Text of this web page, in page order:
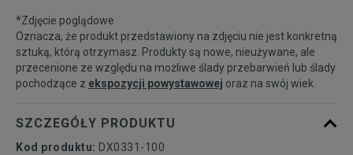
L
Powiadom o
dostępności
dostępności
*Zdjęcie poglądowe
Oznacza, że produkt przedstawiony na zdjęciu nie jest konkretną
sztuką, którą otrzymasz. Produkty są nowe, nieużywane, ale
przecenione ze względu na możliwe ślady przebarwień lub ślady
pochodzące z ekspozycji powystawowej oraz na swój wiek.
SZCZEGÓŁY PRODUKTU
Kod produktu: DX0331-100